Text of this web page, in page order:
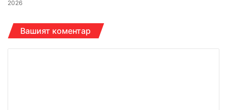
2026
Вашият коментар